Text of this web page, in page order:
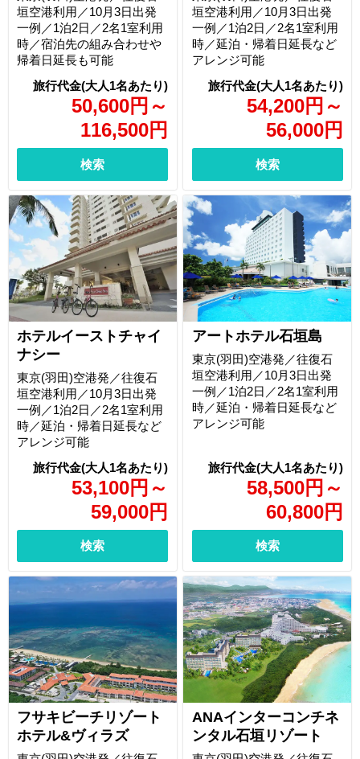
50,600円 ～
116,500円
垣空港利用／10月3日出発
一例／1泊2日／2名1室利用
時／宿泊先の組み合わせや
帰着日延長も可能
検索
54,200円 ～
56,000円
垣空港利用／10月3日出発
一例／1泊2日／2名1室利用
時／延泊・帰着日延長など
アレンジ可能
検索
ホテルイーストチャイ
ナシー
53,100円 ～
59,000円
東京(羽田)空港発／往復石
垣空港利用／10月3日出発
一例／1泊2日／2名1室利用
時／延泊・帰着日延長など
アレンジ可能
検索
アートホテル石垣島
58,500円 ～
60,800円
東京(羽田)空港発／往復石
垣空港利用／10月3日出発
一例／1泊2日／2名1室利用
時／延泊・帰着日延長など
アレンジ可能
検索
フサキビーチリゾート
ホテル&ヴィラズ
ANAインターコンチネ
ンタル石垣リゾート